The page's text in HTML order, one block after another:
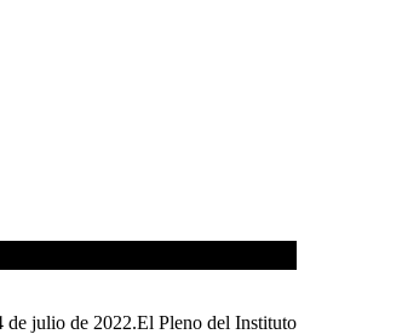
julio de 2022.El Pleno del Instituto